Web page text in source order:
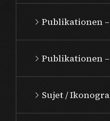
Publikationen
Publikationen
Sujet /